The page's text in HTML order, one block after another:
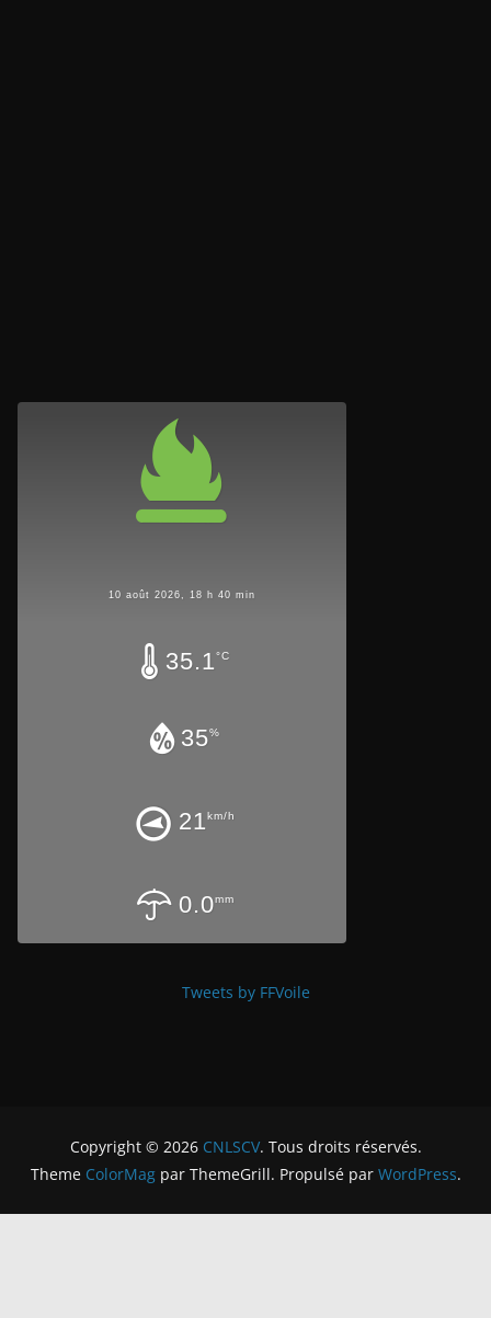
10 août 2026, 18 h 40 min
35.1°C
35%
21km/h
0.0mm
Tweets by FFVoile
Copyright © 2026 CNLSCV. Tous droits réservés.
Theme ColorMagpar ThemeGrill. Propulsé par WordPress.